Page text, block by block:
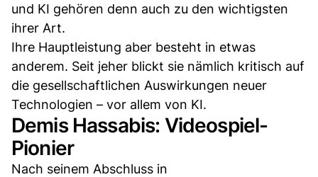
und KI gehören denn auch zu den wichtigsten
ihrer Art.
Ihre Hauptleistung aber besteht in etwas
anderem. Seit jeher blickt sie nämlich kritisch auf
die gesellschaftlichen Auswirkungen neuer
Technologien – vor allem von KI.
Demis Hassabis: Videospiel-
Pionier
Nach seinem Abschluss in